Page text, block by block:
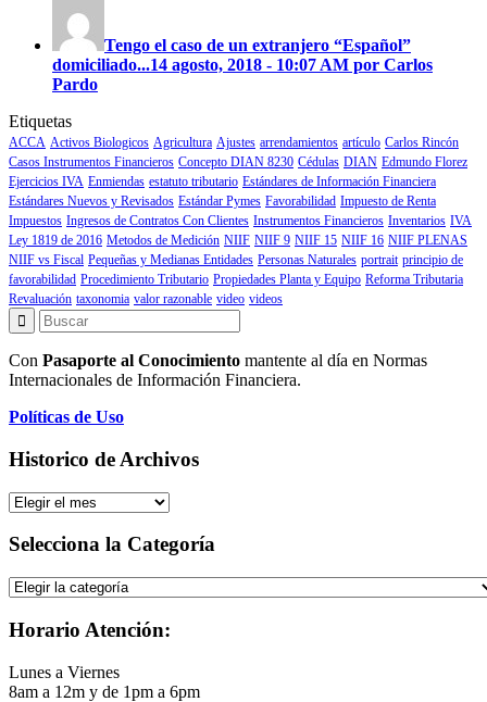
Tengo el caso de un extranjero “Español”
domiciliado...14 agosto, 2018 - 10:07 AM por Carlos
Pardo
Etiquetas
ACCA Activos Biologicos Agricultura Ajustes arrendamientos artículo Carlos Rincón
Casos Instrumentos Financieros Concepto DIAN 8230 Cédulas DIAN Edmundo Florez
Ejercicios IVA Enmiendas estatuto tributario Estándares de Información Financiera
Estándares Nuevos y Revisados Estándar Pymes Favorabilidad Impuesto de Renta
Impuestos Ingresos de Contratos Con Clientes Instrumentos Financieros Inventarios IVA
Ley 1819 de 2016 Metodos de Medición NIIF NIIF 9 NIIF 15 NIIF 16 NIIF PLENAS
NIIF vs Fiscal Pequeñas y Medianas Entidades Personas Naturales portrait principio de
favorabilidad Procedimiento Tributario Propiedades Planta y Equipo Reforma Tributaria
Revaluación taxonomia valor razonable video videos
Con Pasaporte al Conocimiento mantente al día en Normas
Internacionales de Información Financiera.
Políticas de Uso
Historico de Archivos
Historico
Archivos
Selecciona la Categoría
Selecciona
Categoría
Horario Atención:
Lunes a Viernes
8am a 12m y de 1pm a 6pm